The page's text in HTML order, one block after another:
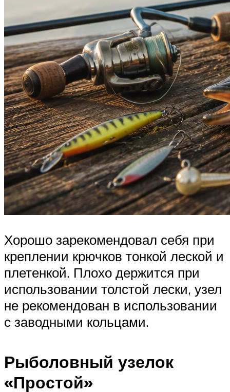
Хорошо зарекомендовал себя при
креплении крючков тонкой леской и
плетенкой. Плохо держится при
использовании толстой лески, узел
не рекомендован в использовании
с заводными кольцами.
Рыболовный узелок
«Простой»